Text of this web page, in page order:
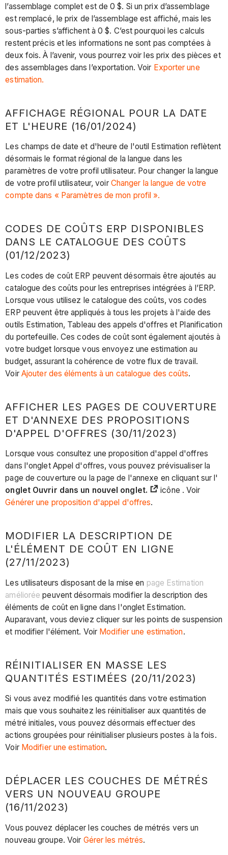
l’assemblage complet est de 0 $. Si un prix d’assemblage
est remplacé, le prix de l’assemblage est affiché, mais les
sous-parties s’affichent à 0 $. C’est pourquoi les calculs
restent précis et les informations ne sont pas comptées à
deux fois. À l’avenir, vous pourrez voir les prix des pièces et
des assemblages dans l’exportation. Voir Exporter une
estimation.
AFFICHAGE RÉGIONAL POUR LA DATE
ET L'HEURE (16/01/2024)
Les champs de date et d'heure de l'outil Estimation reflètent
désormais le format régional de la langue dans les
paramètres de votre profil utilisateur. Pour changer la langue
de votre profil utilisateur, voir Changer la langue de votre
compte dans « Paramètres de mon profil ».
CODES DE COÛTS ERP DISPONIBLES
DANS LE CATALOGUE DES COÛTS
(01/12/2023)
Les codes de coût ERP peuvent désormais être ajoutés au
catalogue des coûts pour les entreprises intégrées à l’ERP.
Lorsque vous utilisez le catalogue des coûts, vos codes
ERP peuvent être appliqués à tous les projets à l'aide des
outils Estimation, Tableau des appels d'offres et Planification
du portefeuille. Ces codes de coût sont également ajoutés à
votre budget lorsque vous envoyez une estimation au
budget, assurant la cohérence de votre flux de travail.
Voir Ajouter des éléments à un catalogue des coûts.
AFFICHER LES PAGES DE COUVERTURE
ET D'ANNEXE DES PROPOSITIONS
D'APPEL D'OFFRES (30/11/2023)
Lorsque vous consultez une proposition d'appel d'offres
dans l'onglet Appel d'offres, vous pouvez prévisualiser la
page de couverture ou la page de l'annexe en cliquant sur l'
onglet Ouvrir dans un nouvel onglet.
icône . Voir
Générer une proposition d'appel d'offres.
MODIFIER LA DESCRIPTION DE
L'ÉLÉMENT DE COÛT EN LIGNE
(27/11/2023)
Les utilisateurs disposant de la mise en page Estimation
améliorée peuvent désormais modifier la description des
éléments de coût en ligne dans l'onglet Estimation.
Auparavant, vous deviez cliquer sur les points de suspension
et modifier l'élément. Voir Modifier une estimation.
RÉINITIALISER EN MASSE LES
QUANTITÉS ESTIMÉES (20/11/2023)
Si vous avez modifié les quantités dans votre estimation
mais que vous souhaitez les réinitialiser aux quantités de
métré initiales, vous pouvez désormais effectuer des
actions groupées pour réinitialiser plusieurs postes à la fois.
Voir Modifier une estimation.
DÉPLACER LES COUCHES DE MÉTRÉS
VERS UN NOUVEAU GROUPE
(16/11/2023)
Vous pouvez déplacer les couches de métrés vers un
nouveau groupe. Voir Gérer les métrés.